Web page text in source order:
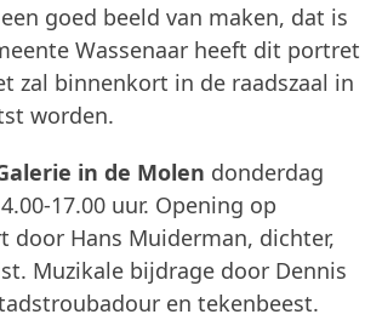
goed beeld van maken, dat is
Wassenaar heeft dit portret
zal binnenkort in de raadszaal in
worden.
in de Molen donderdag
17.00 uur. Opening op
door Hans Muiderman, dichter,
Muzikale bijdrage door Dennis
en tekenbeest.